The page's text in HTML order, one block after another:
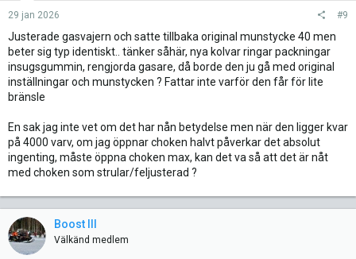
29 jan 2026 #9
Justerade gasvajern och satte tillbaka original munstycke 40 men
beter sig typ identiskt.. tänker såhär, nya kolvar ringar packningar
insugsgummin, rengjorda gasare, då borde den ju gå med original
inställningar och munstycken ? Fattar inte varför den får för lite
bränsle
En sak jag inte vet om det har nån betydelse men när den ligger kvar
på 4000 varv, om jag öppnar choken halvt påverkar det absolut
ingenting, måste öppna choken max, kan det va så att det är nåt
med choken som strular/feljusterad ?
Boost III
Välkänd medlem